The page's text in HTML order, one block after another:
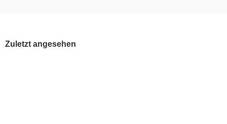
Zuletzt angesehen